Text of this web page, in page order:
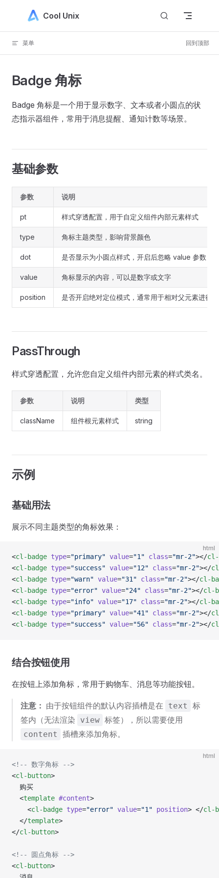
Skip to contentCool Unix
菜单 回到顶部
Badge 角标
Badge 角标是一个用于显示数字、文本或者小圆点的状
态指示器组件，常用于消息提醒、通知计数等场景。
基础参数
参数 说明
pt 样式穿透配置，用于自定义组件内部元素样式
type 角标主题类型，影响背景颜色
dot 是否显示为小圆点样式，开启后忽略 value 参数
value 角标显示的内容，可以是数字或文字
position 是否开启绝对定位模式，通常用于相对父元素进行
PassThrough
样式穿透配置，允许您自定义组件内部元素的样式类名。
参数 说明 类型
className 组件根元素样式 string
示例
基础用法
展示不同主题类型的角标效果：
html
<cl-badge type="primary" value="1" class="mr-2"></cl-
<cl-badge type="success" value="12" class="mr-2"></
<cl-badge type="warn" value="31" class="mr-2"></cl-
<cl-badge type="error" value="24" class="mr-2"></cl-
<cl-badge type="info" value="17" class="mr-2"></cl-
<cl-badge type="primary" value="41" class="mr-2"></
<cl-badge type="success" value="56" class="mr-2"></
结合按钮使用
在按钮上添加角标，常用于购物车、消息等功能按钮。
注意： 由于按钮组件的默认内容插槽是在 text
标
签内（无法渲染
view 标签），所以需要使用
content 插槽来添加角标。
html
<!-- 数字角标 -->
<cl-button>
  购买
  <
template #content>
    <
cl-badge type="error" value="1" position> </cl-
  </
template>
</cl-button>
<!-- 圆点角标 -->
<cl-button>